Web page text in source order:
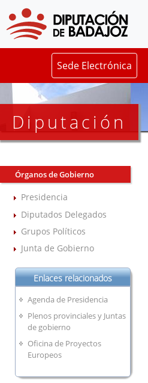
Sede Electrónica
Diputación
Órganos de Gobierno
Presidencia
Diputados Delegados
Grupos Políticos
Junta de Gobierno
Enlaces relacionados
Agenda de Presidencia
Plenos provinciales y Juntas
de gobierno
Oficina de Proyectos
Europeos